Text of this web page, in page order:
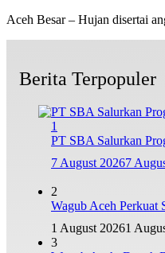
Aceh Besar – Hujan disertai
Berita Terpopuler
1
PT SBA Salurkan
7 August 20267
2
Wagub Aceh Perkuat
1 August 20261
3